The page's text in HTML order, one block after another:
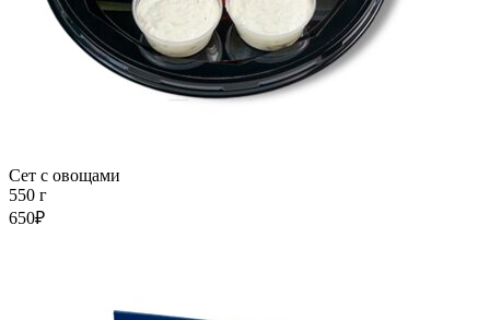
Сет с овощами
550 г
650₽